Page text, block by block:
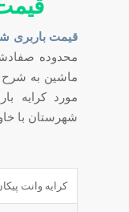
قیمت
محدوده
ماشین به شرح
مورد کرایه
شهرستان با
کرایه وانت